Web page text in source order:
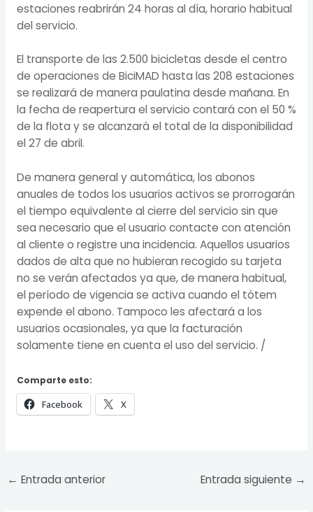
estaciones reabrirán 24 horas al día, horario habitual
del servicio.
El transporte de las 2.500 bicicletas desde el centro
de operaciones de BiciMAD hasta las 208 estaciones
se realizará de manera paulatina desde mañana. En
la fecha de reapertura el servicio contará con el 50 %
de la flota y se alcanzará el total de la disponibilidad
el 27 de abril.
De manera general y automática, los abonos
anuales de todos los usuarios activos se prorrogarán
el tiempo equivalente al cierre del servicio sin que
sea necesario que el usuario contacte con atención
al cliente o registre una incidencia. Aquellos usuarios
dados de alta que no hubieran recogido su tarjeta
no se verán afectados ya que, de manera habitual,
el período de vigencia se activa cuando el tótem
expende el abono. Tampoco les afectará a los
usuarios ocasionales, ya que la facturación
solamente tiene en cuenta el uso del servicio. /
Comparte esto:
Facebook X
← Entrada anterior Entrada siguiente →